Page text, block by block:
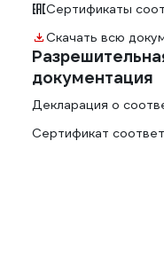
Сертификаты
Скачать всю
документация
Декларация о
Сертификат